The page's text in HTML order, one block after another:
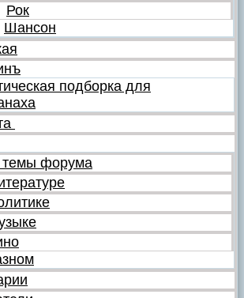
Рок
Шансон
подборка для
темы форума